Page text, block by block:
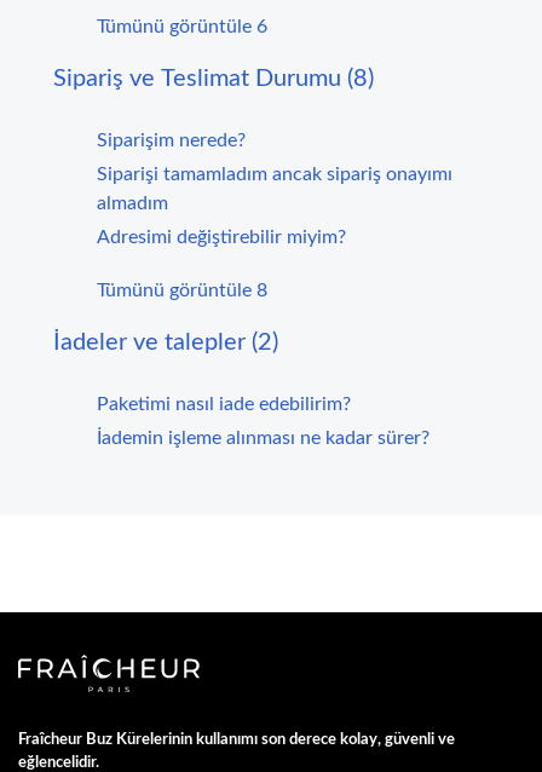
Tümünü görüntüle 6
Sipariş ve Teslimat Durumu (8)
Siparişim nerede?
Siparişi tamamladım ancak sipariş onayımı
almadım
Adresimi değiştirebilir miyim?
Tümünü görüntüle 8
İadeler ve talepler (2)
Paketimi nasıl iade edebilirim?
İademin işleme alınması ne kadar sürer?
Fraîcheur Buz Kürelerinin kullanımı son derece kolay, güvenli ve
eğlencelidir.